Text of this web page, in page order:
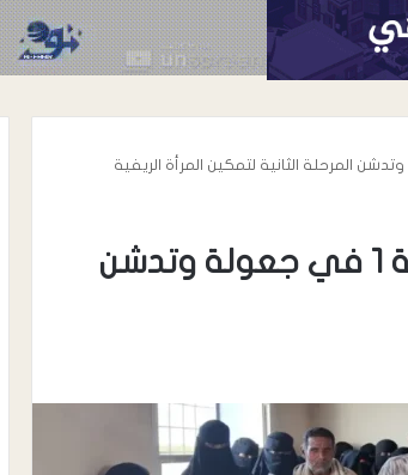
لوياك اليمن تختتم برنامج اعطها فرصة 1 في جعولة وتدشن
…
واتحاد الكرة بلحج بشأن نظام دوري
الدرجة الثالثة